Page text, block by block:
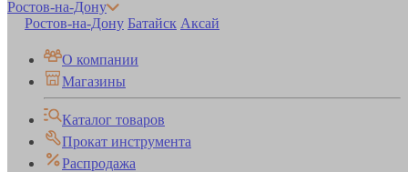
Ростов-на-Дону
Ростов-на-Дону Батайск Аксай
О компании
Магазины
Каталог товаров
Прокат инструмента
Распродажа